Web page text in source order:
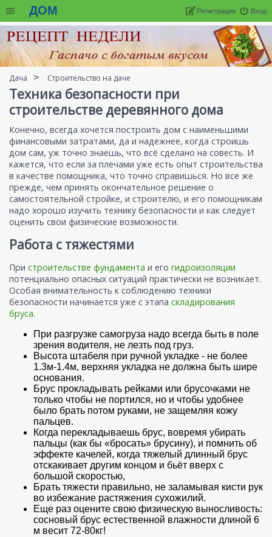
ДОМ Вход
Регистрация
Дача Строительство на даче
Техника безопасности при
строительстве деревянного дома
Конечно, всегда хочется построить дом с наименьшими
финансовыми затратами, да и надежнее, когда строишь
дом сам, уж точно знаешь, что всё сделано на совесть. И
кажется, что если за плечами уже есть опыт строительства
в качестве помощника, что точно справишься. Но все же
прежде, чем принять окончательное решение о
самостоятельной стройке, и строителю, и его помощникам
надо хорошо изучить технику безопасности и как следует
оценить свои физические возможности.
Работа с тяжестями
При строительстве фундамента и его гидроизоляции
потенциально опасных ситуаций практически не возникает.
Особая внимательность к соблюдению техники
безопасности начинается уже с этапа складирования
бруса.
При разгрузке самогруза надо всегда быть в поле
зрения водителя, не лезть под груз.
Высота штабеля при ручной укладке - не более
1.3м-1.4м, верхняя укладка не должна быть шире
основания.
Брус прокладывать рейками или брусочками не
только чтобы не портился, но и чтобы удобнее
было брать потом руками, не защемляя кожу
пальцев.
Когда перекладываешь брус, вовремя убирать
пальцы (как бы «бросать» брусину), и помнить об
эффекте качелей, когда тяжелый длинный брус
отскакивает другим концом и бьёт вверх с
большой скоростью,
Брать тяжести правильно, не заламывая кисти рук
во избежание растяжения сухожилий.
Еще раз оцените свою физическую выносливость:
сосновый брус естественной влажности длиной 6
м весит 72-80кг!